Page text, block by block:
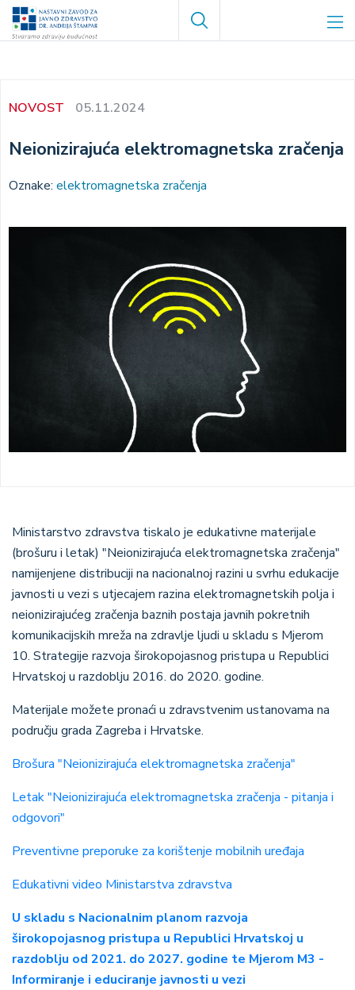
Skip
Search
NOVOST 05.11.2024
Neionizirajuća elektromagnetska zračenja
Oznake: elektromagnetska zračenja
Ministarstvo zdravstva tiskalo je edukativne materijale
(brošuru i letak) "Neionizirajuća elektromagnetska zračenja"
namijenjene distribuciji na nacionalnoj razini u svrhu edukacije
javnosti u vezi s utjecajem razina elektromagnetskih polja i
neionizirajućeg zračenja baznih postaja javnih pokretnih
komunikacijskih mreža na zdravlje ljudi u skladu s Mjerom
10. Strategije razvoja širokopojasnog pristupa u Republici
Hrvatskoj u razdoblju 2016. do 2020. godine.
Materijale možete pronaći u zdravstvenim ustanovama na
području grada Zagreba i Hrvatske.
Brošura "Neionizirajuća elektromagnetska zračenja"
Letak "Neionizirajuća elektromagnetska zračenja - pitanja i
odgovori"
Preventivne preporuke za korištenje mobilnih uređaja
Edukativni video Ministarstva zdravstva
U skladu s Nacionalnim planom razvoja
širokopojasnog pristupa u Republici Hrvatskoj u
razdoblju od 2021. do 2027. godine te Mjerom M3 -
Informiranje i educiranje javnosti u vezi